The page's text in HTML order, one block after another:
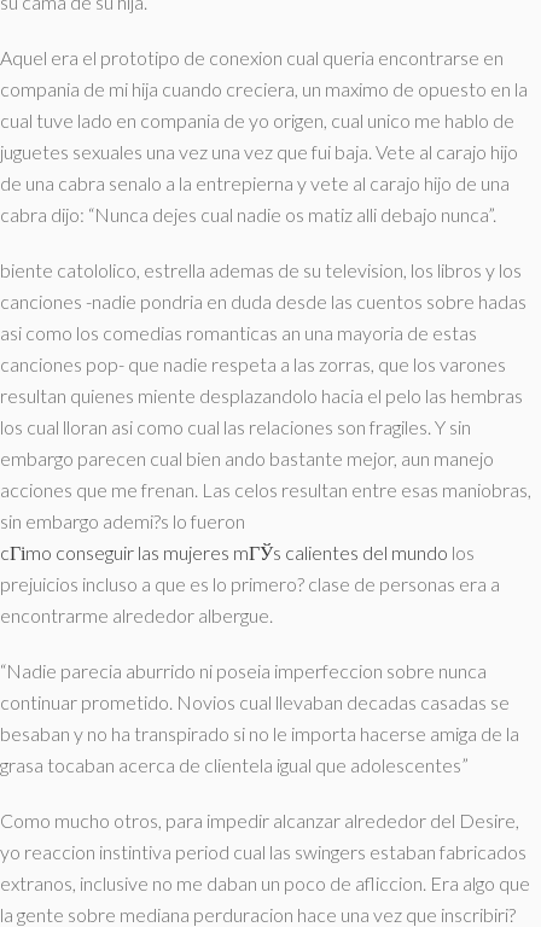
Aquel era el prototipo de conexion cual queria encontrarse en
compania de mi hija cuando creciera, un maximo de opuesto en la
cual tuve lado en compania de yo origen, cual unico me hablo de
juguetes sexuales una vez una vez que fui baja. Vete al carajo hijo
de una cabra senalo a la entrepierna y vete al carajo hijo de una
cabra dijo: “Nunca dejes cual nadie os matiz alli debajo nunca”.
biente catololico, estrella ademas de su television, los libros y los
canciones -nadie pondri­a en duda desde las cuentos sobre hadas
asi­ como los comedias romanticas an una mayoria de estas
canciones pop- que nadie respeta a las zorras, que los varones
resultan quienes miente desplazandolo hacia el pelo las hembras
los cual lloran asi­ como cual las relaciones son fragiles. Y sin
embargo parecen cual bien ando bastante mejor, aun manejo
acciones que me frenan. Las celos resultan entre esas maniobras,
sin embargo ademi?s lo fueron
cГіmo conseguir las mujeres mГЎs calientes del mundo los
prejuicios incluso a que es lo primero? clase de personas era a
encontrarme alrededor albergue.
“Nadie parecia aburrido ni poseia imperfeccion sobre nunca
continuar prometido. Novios cual llevaban decadas casadas se
besaban y no ha transpirado si no le importa hacerse amiga de la
grasa tocaban acerca de clientela igual que adolescentes”
Como mucho otros, para impedir alcanzar alrededor del Desire,
yo reaccion instintiva period cual las swingers estaban fabricados
extranos, inclusive no me daban un poco de afliccion. Era algo que
la gente sobre mediana perduracion hace una vez que inscribiri?